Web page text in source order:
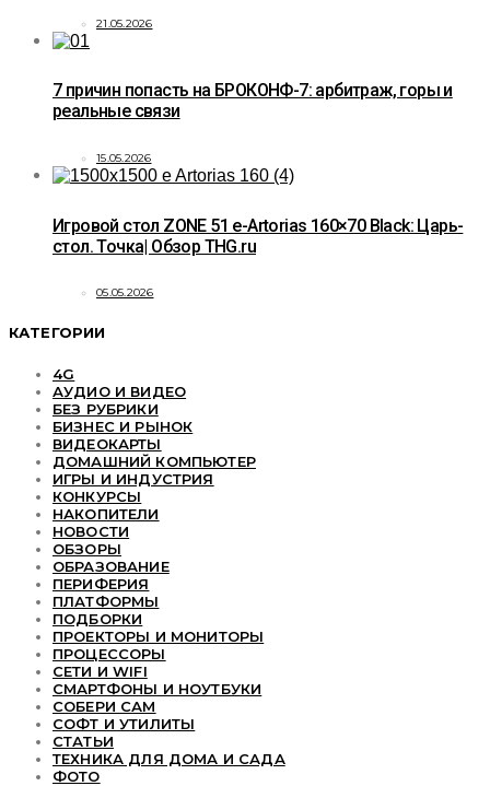
21.05.2026
7 причин попасть на БРОКОНФ-7: арбитраж, горы и
реальные связи
15.05.2026
Игровой стол ZONE 51 e-Artorias 160×70 Black: Царь-
стол. Точка| Обзор THG.ru
05.05.2026
КАТЕГОРИИ
4G
АУДИО И ВИДЕО
БЕЗ РУБРИКИ
БИЗНЕС И РЫНОК
ВИДЕОКАРТЫ
ДОМАШНИЙ КОМПЬЮТЕР
ИГРЫ И ИНДУСТРИЯ
КОНКУРСЫ
НАКОПИТЕЛИ
НОВОСТИ
ОБЗОРЫ
ОБРАЗОВАНИЕ
ПЕРИФЕРИЯ
ПЛАТФОРМЫ
ПОДБОРКИ
ПРОЕКТОРЫ И МОНИТОРЫ
ПРОЦЕССОРЫ
СЕТИ И WIFI
СМАРТФОНЫ И НОУТБУКИ
СОБЕРИ САМ
СОФТ И УТИЛИТЫ
СТАТЬИ
ТЕХНИКА ДЛЯ ДОМА И САДА
ФОТО